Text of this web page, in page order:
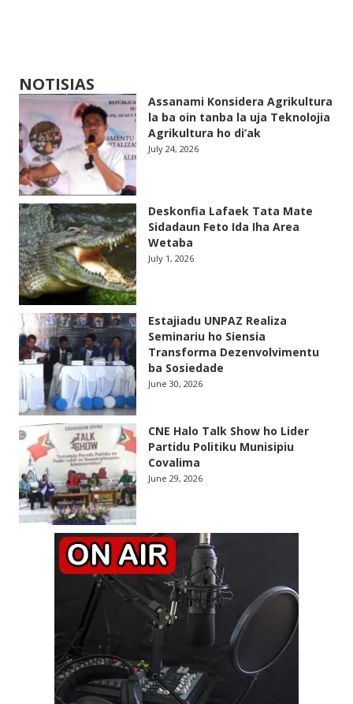
NOTISIAS
Assanami Konsidera Agrikultura
la ba oin tanba la uja Teknolojia
Agrikultura ho di’ak
July 24, 2026
Deskonfia Lafaek Tata Mate
Sidadaun Feto Ida Iha Area
Wetaba
July 1, 2026
Estajiadu UNPAZ Realiza
Seminariu ho Siensia
Transforma Dezenvolvimentu
ba Sosiedade
June 30, 2026
CNE Halo Talk Show ho Lider
Partidu Politiku Munisipiu
Covalima
June 29, 2026